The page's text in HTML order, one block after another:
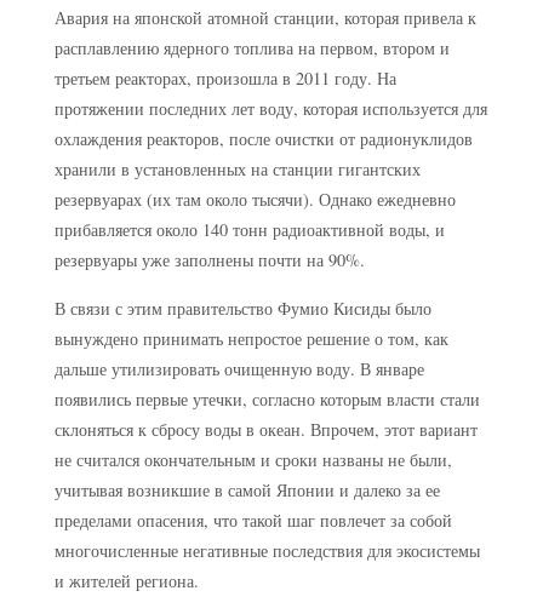
Авария на японской атомной станции, которая привела к
расплавлению ядерного топлива на первом, втором и
третьем реакторах, произошла в 2011 году. На
протяжении последних лет воду, которая используется для
охлаждения реакторов, после очистки от радионуклидов
хранили в установленных на станции гигантских
резервуарах (их там около тысячи). Однако ежедневно
прибавляется около 140 тонн радиоактивной воды, и
резервуары уже заполнены почти на 90%.
В связи с этим правительство Фумио Кисиды было
вынуждено принимать непростое решение о том, как
дальше утилизировать очищенную воду. В январе
появились первые утечки, согласно которым власти стали
склоняться к сбросу воды в океан. Впрочем, этот вариант
не считался окончательным и сроки названы не были,
учитывая возникшие в самой Японии и далеко за ее
пределами опасения, что такой шаг повлечет за собой
многочисленные негативные последствия для экосистемы
и жителей региона.